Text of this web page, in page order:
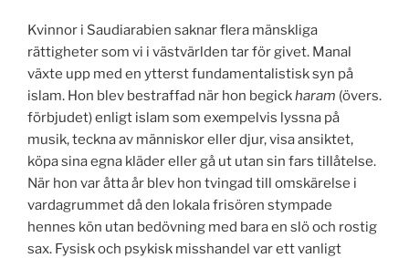
Kvinnor i Saudiarabien saknar flera mänskliga
rättigheter som vi i västvärlden tar för givet. Manal
växte upp med en ytterst fundamentalistisk syn på
islam. Hon blev bestraffad när hon begickharam (övers.
förbjudet) enligt islam som exempelvis lyssna på
musik, teckna av människor eller djur, visa ansiktet,
köpa sina egna kläder eller gå ut utan sin fars tillåtelse.
När hon var åtta år blev hon tvingad till omskärelse i
vardagrummet då den lokala frisören stympade
hennes kön utan bedövning med bara en slö och rostig
sax. Fysisk och psykisk misshandel var ett vanligt